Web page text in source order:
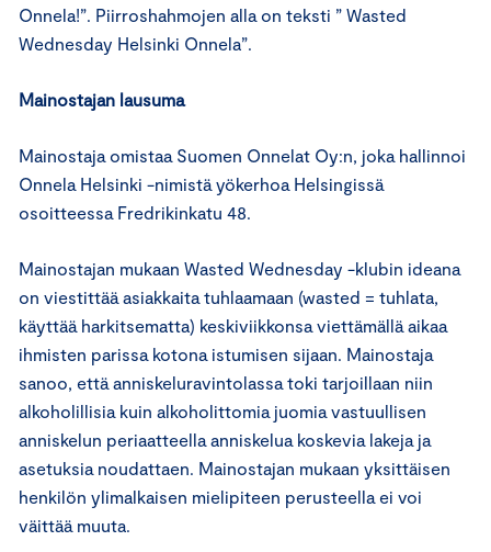
Onnela!”. Piirroshahmojen alla on teksti ” Wasted
Wednesday Helsinki Onnela”.
Mainostajan lausuma
Mainostaja omistaa Suomen Onnelat Oy:n, joka hallinnoi
Onnela Helsinki -nimistä yökerhoa Helsingissä
osoitteessa Fredrikinkatu 48.
Mainostajan mukaan Wasted Wednesday -klubin ideana
on viestittää asiakkaita tuhlaamaan (wasted = tuhlata,
käyttää harkitsematta) keskiviikkonsa viettämällä aikaa
ihmisten parissa kotona istumisen sijaan. Mainostaja
sanoo, että anniskeluravintolassa toki tarjoillaan niin
alkoholillisia kuin alkoholittomia juomia vastuullisen
anniskelun periaatteella anniskelua koskevia lakeja ja
asetuksia noudattaen. Mainostajan mukaan yksittäisen
henkilön ylimalkaisen mielipiteen perusteella ei voi
väittää muuta.